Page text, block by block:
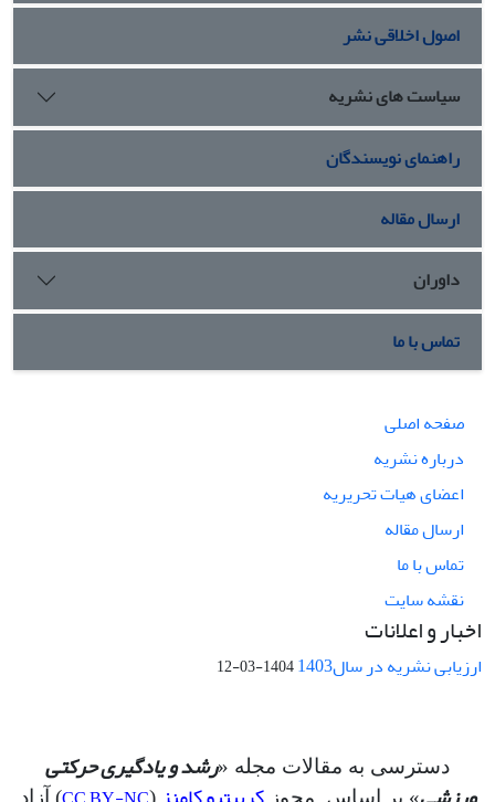
اصول اخلاقی نشر
سیاست های نشریه
راهنمای نویسندگان
ارسال مقاله
داوران
تماس با ما
صفحه اصلی
درباره نشریه
اعضای هیات تحریریه
ارسال مقاله
تماس با ما
نقشه سایت
اخبار و اعلانات
ارزیابی نشریه در سال1403 1404-03-12
دسترسی به مقالات مجله «رشد و یادگیری حرکتی
» بر اساس مجوز ( ) آزاد